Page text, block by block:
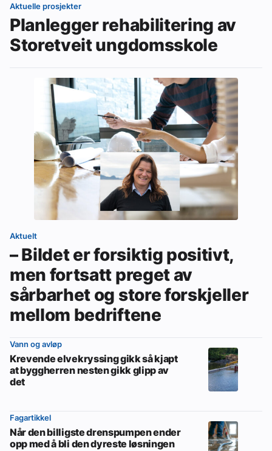
Aktuelle prosjekter
Planlegger rehabilitering av
Storetveit ungdomsskole
Aktuelt
– Bildet er forsiktig positivt,
men fortsatt preget av
sårbarhet og store forskjeller
mellom bedriftene
Vann og avløp
Krevende elvekryssing gikk så kjapt
at byggherren nesten gikk glipp av
det
Fagartikkel
Når den billigste drenspumpen ender
opp med å bli den dyreste løsningen